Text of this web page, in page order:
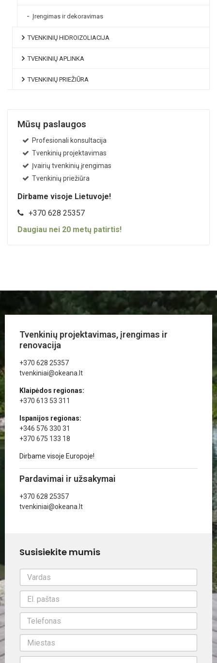
Įrengimas ir dekoravimas
TVENKINIŲ HIDROIZOLIACIJA
TVENKINIŲ APLINKA
TVENKINIŲ PRIEŽIŪRA
Mūsų paslaugos
Profesionali konsultacija
Tvenkinių projektavimas
Įvairių tvenkinių įrengimas
Tvenkinių priežiūra
Dirbame visoje Lietuvoje!
+370 628 25357
Daugiau nei 20 metų patirtis!
Tvenkinių projektavimas, įrengimas ir
renovacija
+370 628 25357
tvenkiniai@okeana.lt
Klaipėdos regionas:
+370 613 53 311
Ispanijos regionas:
+346 576 330 31
+370 675 133 18
Dirbame visoje Europoje!
Pardavimai ir užsakymai
+370 628 25357
tvenkiniai@okeana.lt
Susisiekite mumis